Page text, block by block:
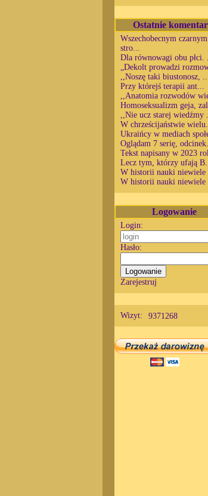
Ostatnie
Wszechobecnym czarnym
stro...
Dla równowagi obu płci.
„Dekolt prowadzi
,,Noszę taki biustonosz,
Przy którejś terapii ant...
,,Anatomia rozwodów
Homoseksualizm geja,
,,Nie ucz starej wiedźmy
W chrześcijaństwie
Ukraińcy w mediach
Oglądam 7 serię,
Tekst napisany w 2023
Lecz tym, którzy ufają
W historii nauki niewiele
W historii nauki niewiele
Logowanie
Login:
Hasło:
Zarejestruj
Wizyt: 9371268